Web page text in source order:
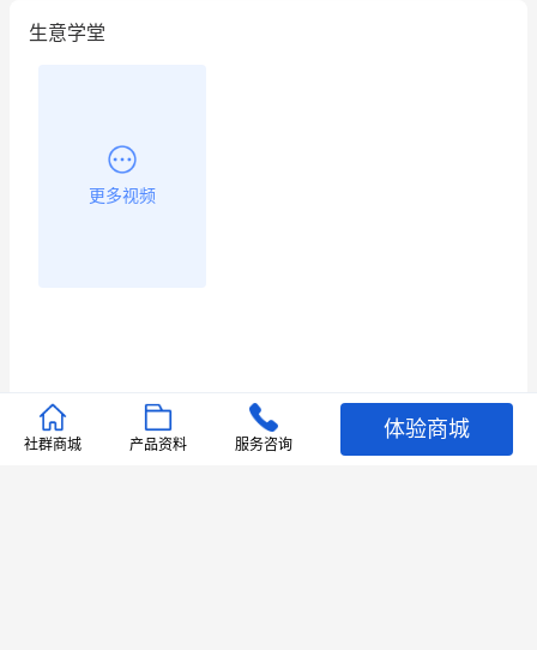
生意学堂
更多视频
推荐文章
社群商城 产品资料 服务咨询
体验商城